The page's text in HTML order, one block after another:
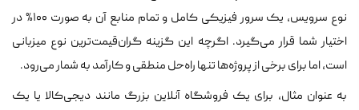
نوع سرویس، یک سرور فیزیکی کامل و تمام منابع آن به صورت ۱۰۰% در
اختیار شما قرار می‌گیرد. اگرچه این گزینه گران‌قیمت‌ترین نوع میزبانی
است، اما برای برخی از پروژه‌ها تنها راه‌حل منطقی و کارآمد به شمار می‌رود.
به عنوان مثال، برای یک فروشگاه آنلاین بزرگ مانند دیجی‌کالا یا یک